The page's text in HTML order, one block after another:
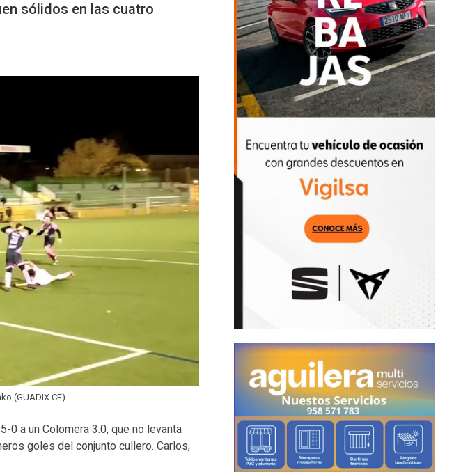
sólidos en las cuatro
(GUADIX CF)
0 a un Colomera 3.0, que no levanta
goles del conjunto cullero. Carlos,